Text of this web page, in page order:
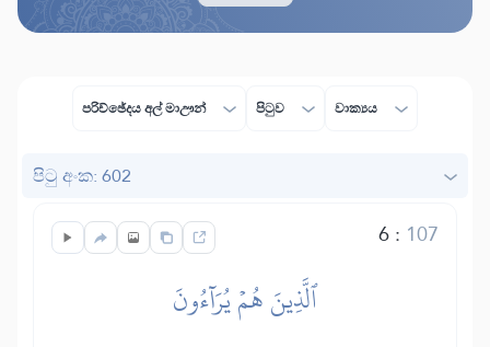
පරිච්ඡේදය අල් මාඌන් පිටුව වාක්‍යය
පිටු අංක: 602
6: 107
ٱلَّذِينَ هُمۡ يُرَآءُونَ